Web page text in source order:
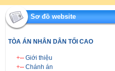
Sơ đồ website
TÒA ÁN NHÂN DÂN TỐI CAO
+-- Giới thiệu
+-- Chánh án